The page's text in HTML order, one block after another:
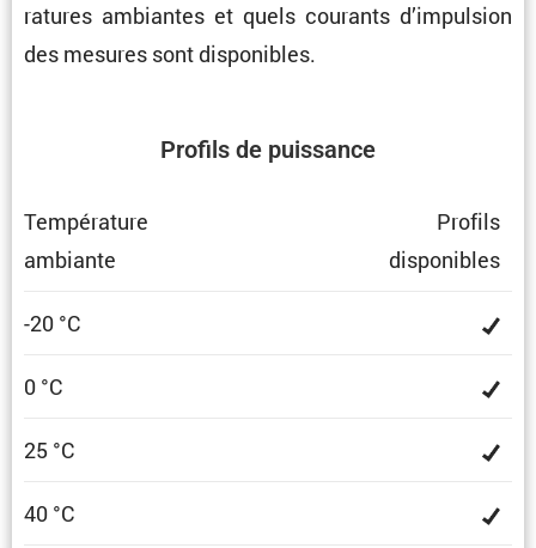
ra­tures ambiantes et quels courants d’impul­sion
des mesures sont disponibles.
Profils de puissance
Tempé­ra­ture
ambiante
Profils
dispo­nibles
-20 °C
0 °C
25 °C
40 °C